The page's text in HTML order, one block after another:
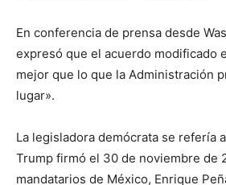
En conferencia de prensa desde
expresó que el acuerdo modificado
mejor que lo que la Administración
lugar».
La legisladora demócrata se refería
Trump firmó el 30 de noviembre de
mandatarios de México, Enrique